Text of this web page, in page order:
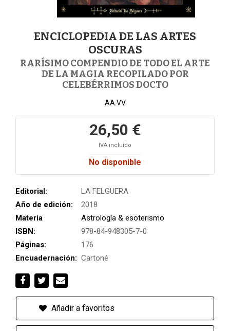
ENCICLOPEDIA DE LAS ARTES
OSCURAS
RARÍSIMO COMPENDIO DE TODO EL ARTE
DE LA MAGIA RECOPILADO POR
CELEBÉRRIMOS DOCTO
AA.VV
26,50 €
IVA incluido
No disponible
Editorial:
LA FELGUERA
Año de edición:
2018
Materia
Astrología & esoterismo
ISBN:
978-84-948305-7-0
Páginas:
176
Encuadernación: Cartoné
Añadir a favoritos